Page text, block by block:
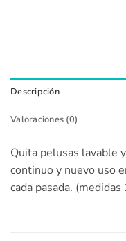
Descripción
Valoraciones (0)
Quita pelusas lavable
continuo y nuevo uso
cada pasada.